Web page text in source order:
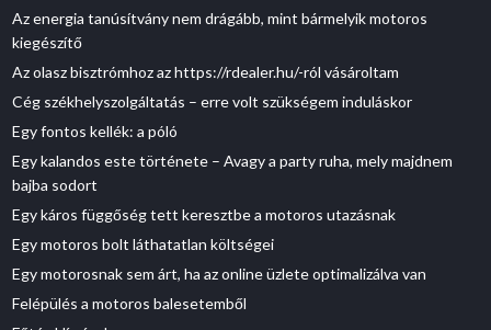
Az energia tanúsítvány nem drágább, mint bármelyik motoros
kiegészítő
Az olasz bisztrómhoz az https://rdealer.hu/-ról vásároltam
Cég székhelyszolgáltatás – erre volt szükségem induláskor
Egy fontos kellék: a póló
Egy kalandos este története – Avagy a party ruha, mely majdnem
bajba sodort
Egy káros függőség tett keresztbe a motoros utazásnak
Egy motoros bolt láthatatlan költségei
Egy motorosnak sem árt, ha az online üzlete optimalizálva van
Felépülés a motoros balesetemből